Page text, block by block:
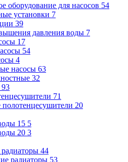
оборудование для насосов 54
установки 7
39
давления воды 7
17
54
4
насосы 63
32
93
71
полотенцесушители 20
15 5
20 3
44
радиаторы 53